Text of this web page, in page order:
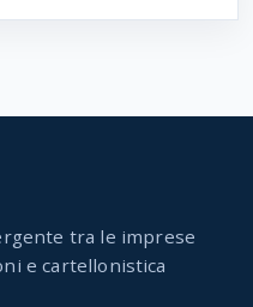
tra le imprese
e cartellonistica